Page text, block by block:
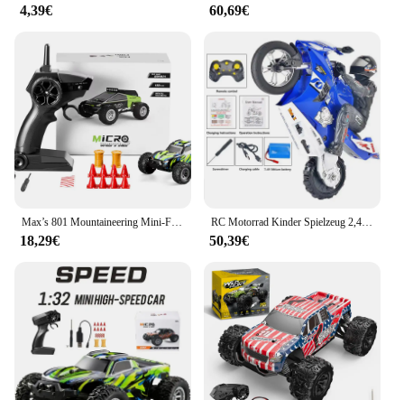
4,39€ 60,69€
Max’s 801 Mountaineering Mini-Fernbedienungsfahrzeug, Geländewagen, Driftfahrzeug, 1:32, Spielzeugauto für Jungen für Kinder
18,29€
RC Motorrad Kinder Spielzeug 2,4g Fernbedienung Motorrad Hoch geschwindigkeit rennen Drift Stunt Auto Spielzeug für Jungen Kinder Spielzeug Kinder Geschenke
50,39€